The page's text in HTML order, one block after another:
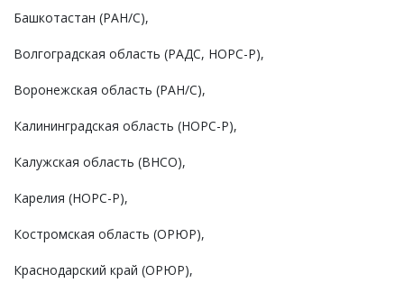
Башкотастан (РАН/С),
Волгоградская область (РАДС, НОРС-Р),
Воронежская область (РАН/С),
Калининградская область (НОРС-Р),
Калужская область (ВНСО),
Карелия (НОРС-Р),
Костромская область (ОРЮР),
Краснодарский край (ОРЮР),